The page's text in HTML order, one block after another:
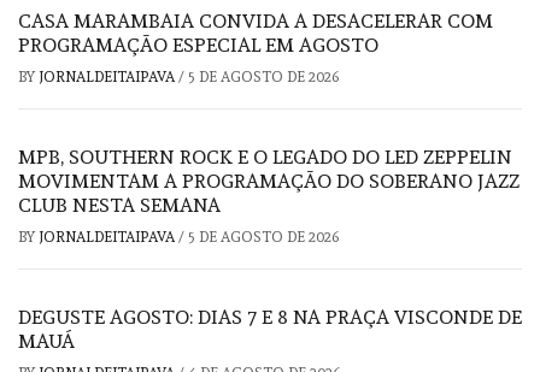
CASA MARAMBAIA CONVIDA A DESACELERAR COM
PROGRAMAÇÃO ESPECIAL EM AGOSTO
BY JORNALDEITAIPAVA/ 5 DE AGOSTO DE 2026
MPB, SOUTHERN ROCK E O LEGADO DO LED ZEPPELIN
MOVIMENTAM A PROGRAMAÇÃO DO SOBERANO JAZZ
CLUB NESTA SEMANA
BY JORNALDEITAIPAVA/ 5 DE AGOSTO DE 2026
DEGUSTE AGOSTO: DIAS 7 E 8 NA PRAÇA VISCONDE DE
MAUÁ